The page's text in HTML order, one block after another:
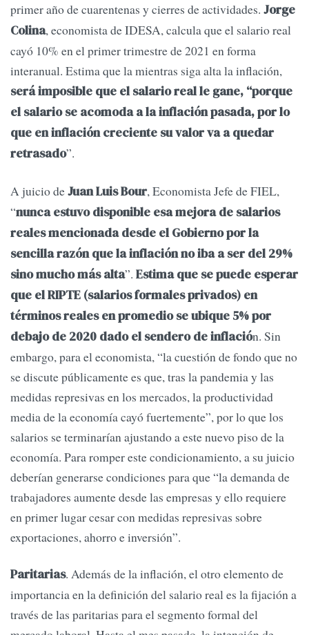
primer año de cuarentenas y cierres de actividades. Jorge
Colina, economista de IDESA, calcula que el salario real
cayó 10% en el primer trimestre de 2021 en forma
interanual. Estima que la mientras siga alta la inflación,
será imposible que el salario real le gane, “porque
el salario se acomoda a la inflación pasada, por lo
que en inflación creciente su valor va a quedar
retrasado”.
A juicio deJuan Luis Bour, Economista Jefe de FIEL,
“nunca estuvo disponible esa mejora de salarios
reales mencionada desde el Gobierno por la
sencilla razón que la inflación no iba a ser del 29%
sino mucho más alta”. Estima que se puede esperar
que el RIPTE (salarios formales privados) en
términos reales en promedio se ubique 5% por
debajo de 2020 dado el sendero de inflación. Sin
embargo, para el economista, “la cuestión de fondo que no
se discute públicamente es que, tras la pandemia y las
medidas represivas en los mercados, la productividad
media de la economía cayó fuertemente”, por lo que los
salarios se terminarían ajustando a este nuevo piso de la
economía. Para romper este condicionamiento, a su juicio
deberían generarse condiciones para que “la demanda de
trabajadores aumente desde las empresas y ello requiere
en primer lugar cesar con medidas represivas sobre
exportaciones, ahorro e inversión”.
Paritarias. Además de la inflación, el otro elemento de
importancia en la definición del salario real es la fijación a
través de las paritarias para el segmento formal del